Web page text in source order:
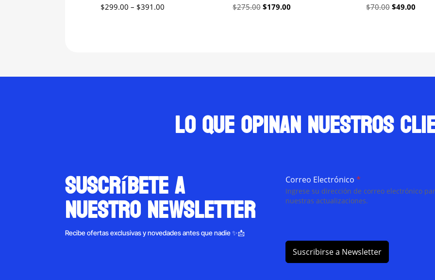
$299.00 – $391.00Price
$275.00 Original
$179.00Current
$70.00 Original
$49.00
Lo que opinan nuestros
suscríbete a
nuestro newsletter
Recibe ofertas exclusivas y novedades antes que nadie ✨📩
Correo Electrónico*
Ingrese su dirección de correo electrónico
nuestras actualizaciones.
Suscribirse a Newsletter